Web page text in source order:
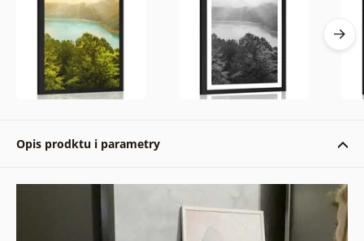
Opis prodktu i parametry